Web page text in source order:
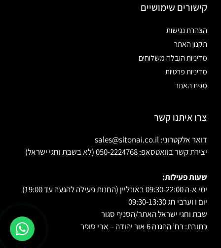
קישורים שימושיים
הצהרת נגישות
תקנון האתר
מדיניות הובלה משלוחים
מדיניות פרטיות
מפת האתר
צרו איתנו קשר
דואר אלקטרוני: sales@sitonai.co.il
יצירת קשר בוואטסאפ: 050-2224768 (לא בשבת וחגי ישראל)
שעות פעילות:
ימי א-ה 09:30-22:00 באונליין (החנות פעילה להגעה עד 19:00)
יום ו וערבי חג 09:30-13:30
שבת וחגי ישראל האתר/הסניף סגור
כתובת: רח’ ההגנה 6 אור יהודה – אבי סופר